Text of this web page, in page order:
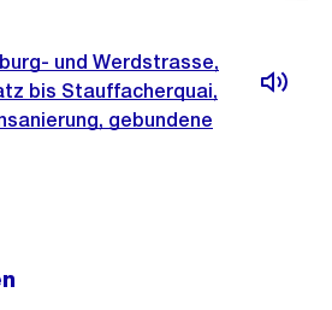
und Werdstrasse,
bis Stauffacherquai,
gebundene